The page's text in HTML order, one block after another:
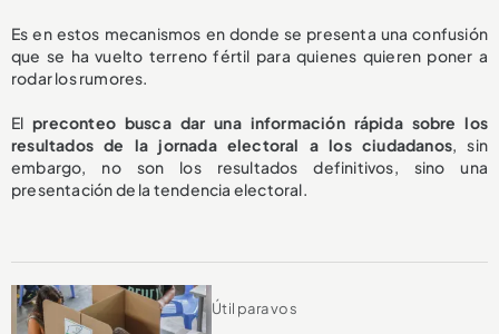
Es en estos mecanismos en donde se presenta una confusión
que se ha vuelto terreno fértil para quienes quieren poner a
rodar los rumores.
Elpreconteo busca dar una información rápida sobre los
resultados de la jornada electoral a los ciudadanos, sin
embargo, no son los resultados definitivos, sino una
presentación de la tendencia electoral.
Útil para vos